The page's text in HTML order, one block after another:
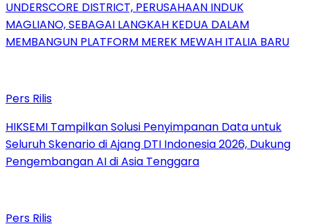
UNDERSCORE DISTRICT, PERUSAHAAN INDUK
MAGLIANO, SEBAGAI LANGKAH KEDUA DALAM
MEMBANGUN PLATFORM MEREK MEWAH ITALIA BARU
Pers Rilis
HIKSEMI Tampilkan Solusi Penyimpanan Data untuk
Seluruh Skenario di Ajang DTI Indonesia 2026, Dukung
Pengembangan AI di Asia Tenggara
Pers Rilis